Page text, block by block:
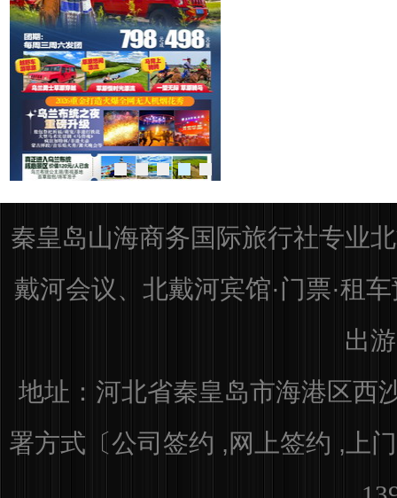
秦皇岛山海商务国际旅行社专业
戴河会议、北戴河宾馆·门票·租
出
地址：河北省秦皇岛市海港区西
署方式〔公司签约 ,网上签约 ,上